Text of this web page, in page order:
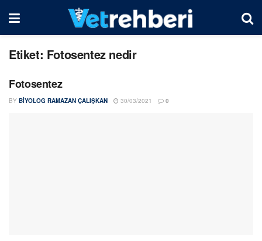
Etiket: Fotosentez nedir
Fotosentez
BY BIYOLOG RAMAZAN ÇALIŞKAN 30/03/2021 0